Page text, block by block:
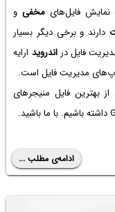
نمایش فایل‌های مخفیو
دارند و برخی دیگر بسیار
فایل دراندروید ارایه
اپ‌های مدیریت فایل است.
بهترین فایل منیجرهای
ادامه‌ی مطلب ...